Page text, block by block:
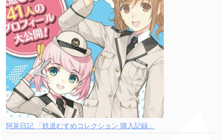
阿呆日記 「鉄道むすめコレクション 購入記録」